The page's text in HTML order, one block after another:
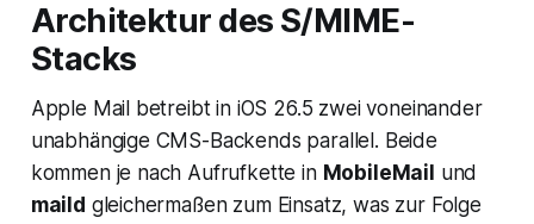
Architektur des S/MIME-
Stacks
Apple Mail betreibt in iOS 26.5 zwei voneinander
unabhängige CMS-Backends parallel. Beide
kommen je nach Aufrufkette in MobileMail und
maild gleichermaßen zum Einsatz, was zur Folge